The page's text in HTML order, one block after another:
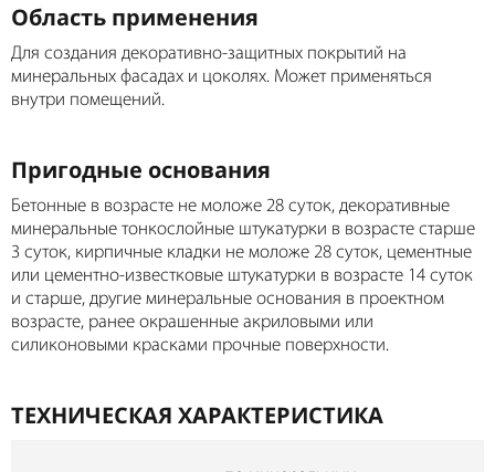
Область применения
Для создания декоративно-защитных покрытий на
минеральных фасадах и цоколях. Может применяться
внутри помещений.
Пригодные основания
Бетонные в возрасте не моложе 28 суток, декоративные
минеральные тонкослойные штукатурки в возрасте старше
3 суток, кирпичные кладки не моложе 28 суток, цементные
или цементно-известковые штукатурки в возрасте 14 суток
и старше, другие минеральные основания в проектном
возрасте, ранее окрашенные акриловыми или
силиконовыми красками прочные поверхности.
ТЕХНИЧЕСКАЯ ХАРАКТЕРИСТИКА